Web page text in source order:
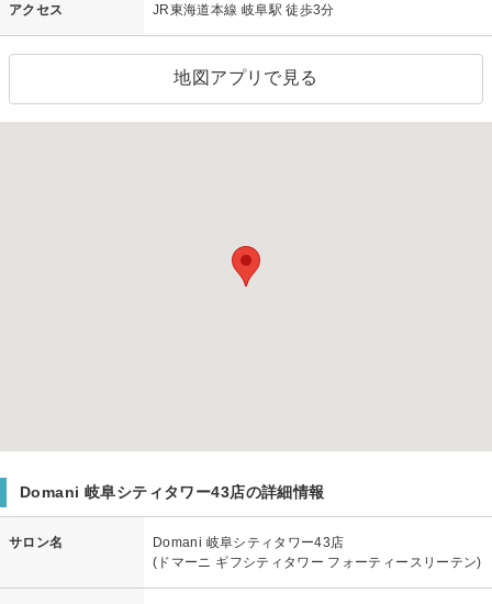
アクセス JR東海道本線 岐阜駅 徒歩3分
地図アプリで見る
Domani 岐阜シティタワー43店の詳細情報
サロン名
Domani 岐阜シティタワー43店
(ドマーニ ギフシティタワー フォーティースリーテン)